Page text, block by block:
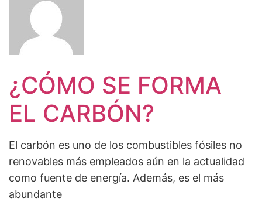
¿CÓMO SE FORMA
EL CARBÓN?
El carbón es uno de los combustibles fósiles no
renovables más empleados aún en la actualidad
como fuente de energía. Además, es el más
abundante